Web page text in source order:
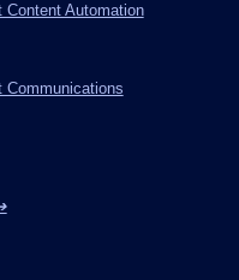
Content Automation
Communications